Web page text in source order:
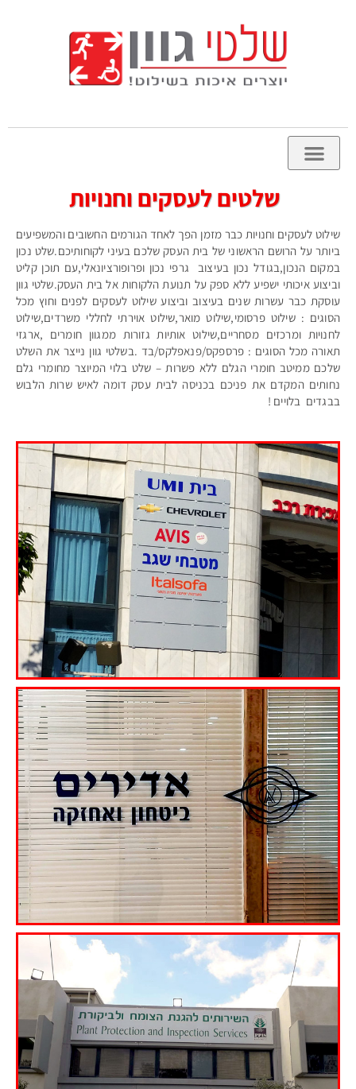
שלטים לעסקים וחנויות
שילוט לעסקים וחנויות כבר מזמן הפך לאחד הגורמים החשובים והמשפיעים
ביותר על הרושם הראשוני של בית העסק שלכם בעיני לקוחותיכם.שלט נכון
במקום הנכון,בגודל נכון בעיצוב גרפי נכון ופרופורציונאלי,עם תוכן קליט
וביצוע איכותי ישפיע ללא ספק על תנועת הלקוחות אל בית העסק.שלטי גוון
עוסקת כבר עשרות שנים בעיצוב וביצוע שילוט לעסקים לפנים וחוץ מכל
הסוגים : שילוט פרסומי,שילוט מואר,שילוט אוירתי לחללי משרדים,שילוט
לחנויות ומרכזים מסחריים,שילוט אותיות גזורות ממגוון חומרים ,ארגזי
תאורה מכל הסוגים : פרספקס/פנאפלקס/בד .בשלטי גוון נייצר את השלט
שלכם ממיטב חומרי הגלם ללא פשרות – שלט בלוי המיוצר מחומרי גלם
נחותים המקדם את פניכם בכניסה לבית עסק דומה לאיש שרות הלבוש
בבגדים בלויים !